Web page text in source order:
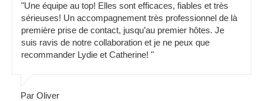
"Une équipe au top! Elles sont efficaces, fiables et très
sérieuses! Un accompagnement très professionnel de là
première prise de contact, jusqu’au premier hôtes. Je
suis ravis de notre collaboration et je ne peux que
recommander Lydie et Catherine! "
Par Oliver